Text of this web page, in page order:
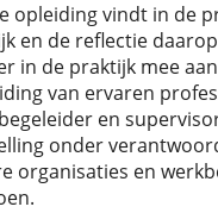
opleiding vindt in de
en de reflectie
in de praktijk mee
van ervaren
en
onder
organisaties en